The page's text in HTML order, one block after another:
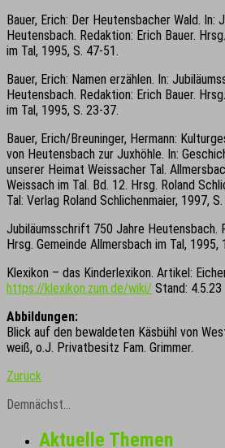
Bauer, Erich: Der Heutensbacher Wald.
Heutensbach. Redaktion: Erich Bauer.
im Tal, 1995, S. 47-51.
Bauer, Erich: Namen erzählen. In:
Heutensbach. Redaktion: Erich Bauer.
im Tal, 1995, S. 23-37.
Bauer, Erich/Breuninger, Hermann:
von Heutensbach zur Juxhöhle. In:
unserer Heimat Weissacher Tal.
Weissach im Tal. Bd. 12. Hrsg. Roland
Tal: Verlag Roland Schlichenmaier, 1997,
Jubiläumsschrift 750 Jahre Heutensbach.
Hrsg. Gemeinde Allmersbach im Tal, 1995,
Klexikon – das Kinderlexikon. Artikel:
https://klexikon.zum.de/wiki/ Stand: 4.5.23
Abbildungen:
Blick auf den bewaldeten Käsbühl von
weiß, o.J. Privatbesitz Fam. Grimmer.
Zurück
Demnächst…
Aktuelle Themen